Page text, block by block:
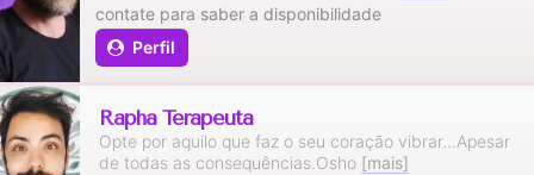
Perfil
contate para saber a disponibilidade
Rapha Terapeuta
Opte por aquilo que faz o seu coração vibrar...Apesar
de todas as consequências.Osho [mais]